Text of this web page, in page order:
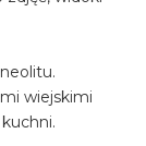
wiejskimi